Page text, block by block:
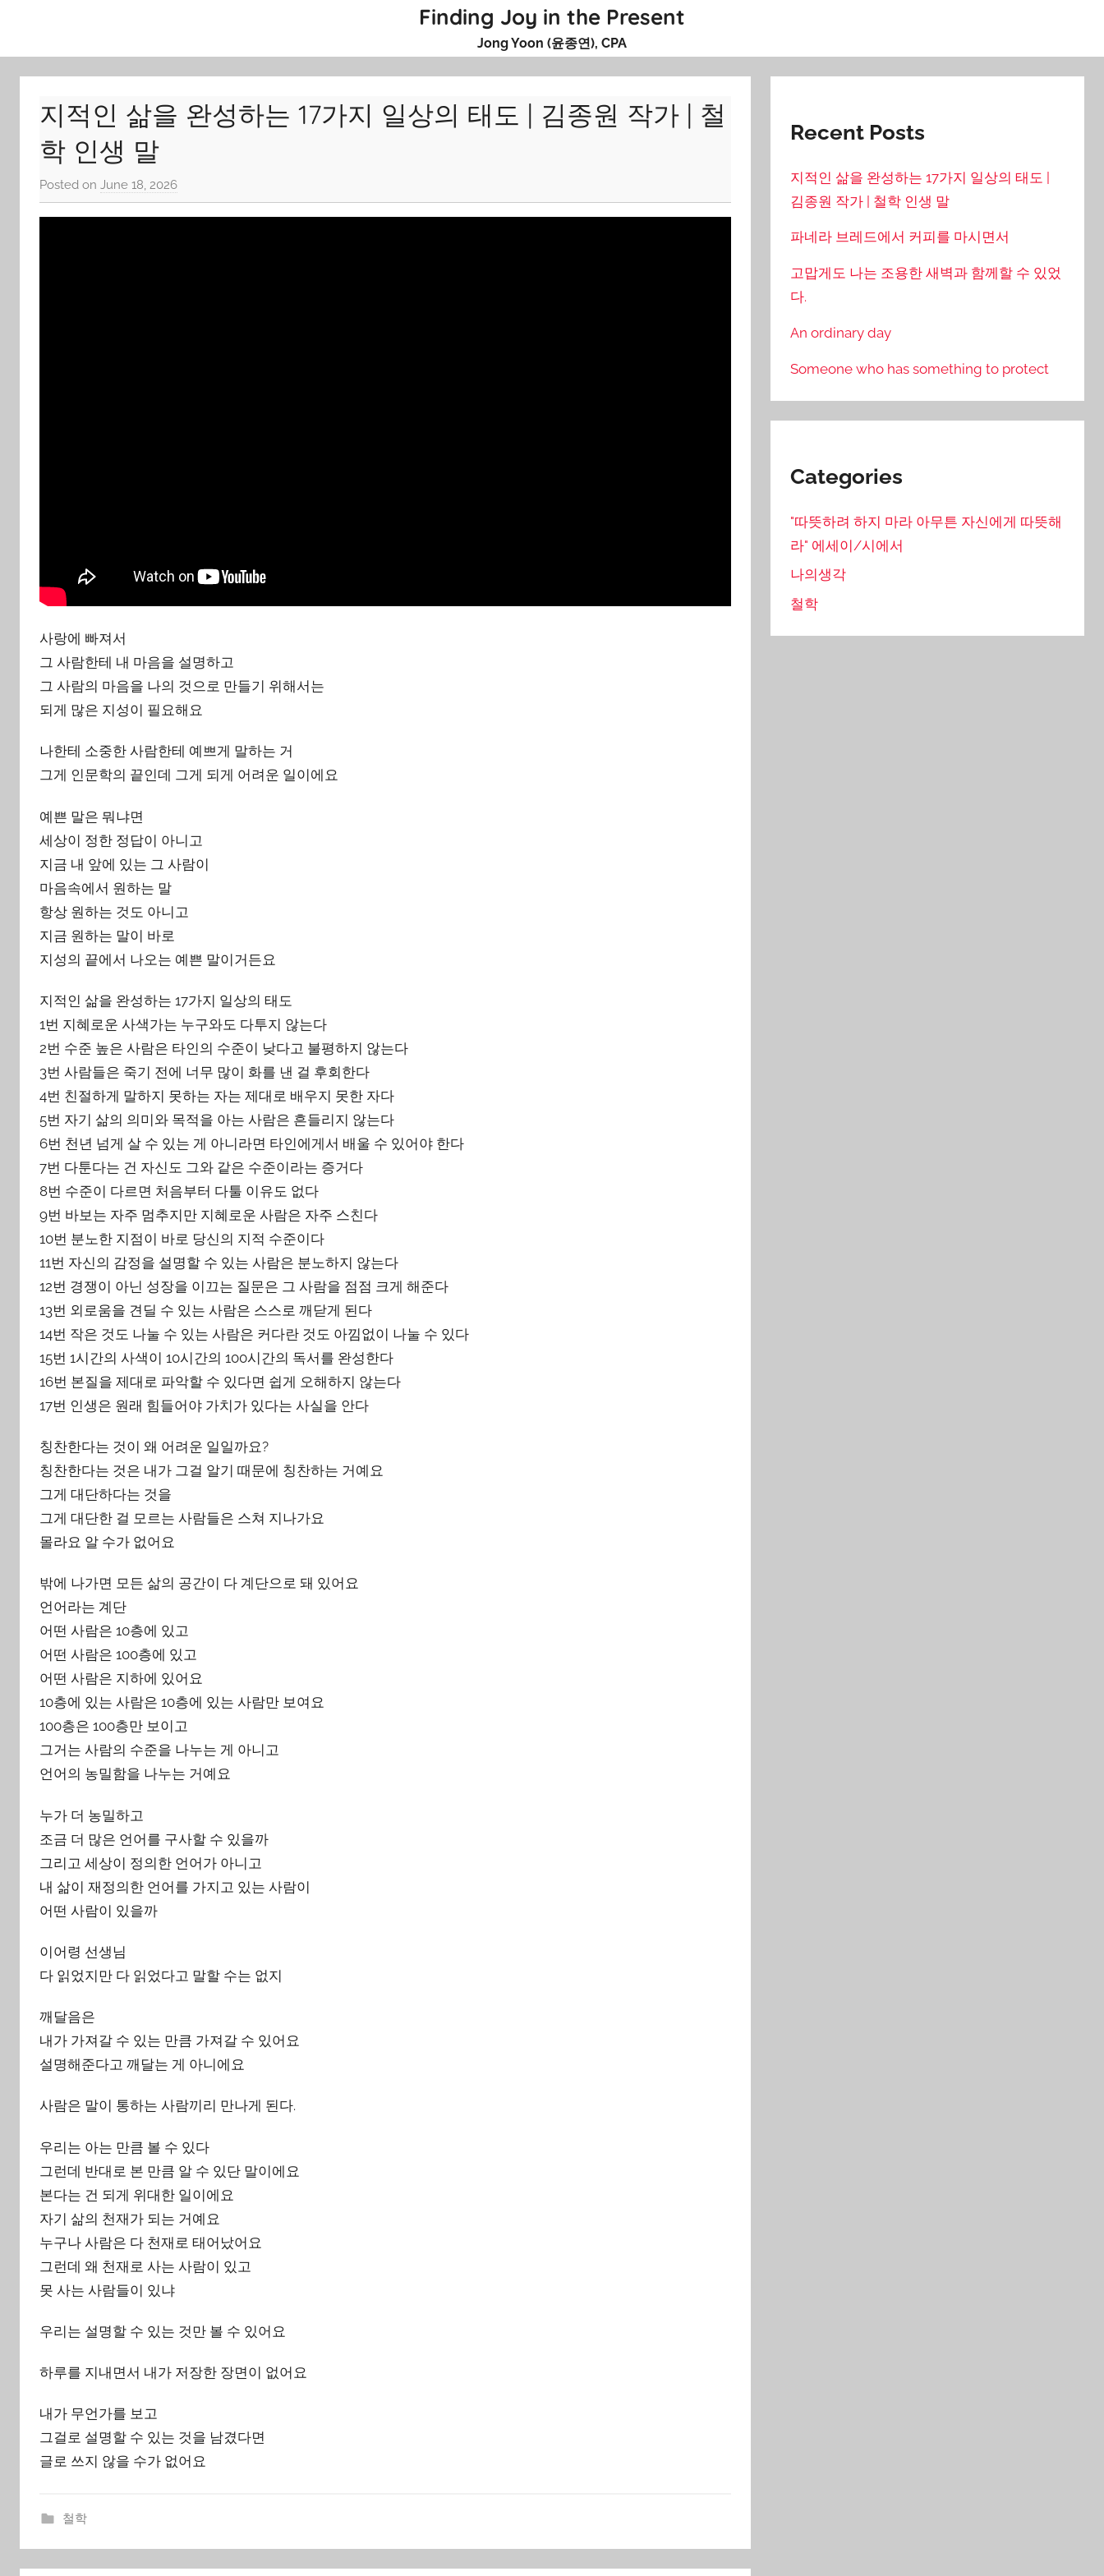
content
Finding Joy in the Present
Jong Yoon (윤종연), CPA
지적인 삶을 완성하는 17가지 일상의 태도 | 김종원 작가 | 철
학 인생 말
Posted on June 18, 2026
y
사랑에 빠져서
그 사람한테 내 마음을 설명하고
그 사람의 마음을 나의 것으로 만들기 위해서는
되게 많은 지성이 필요해요
나한테 소중한 사람한테 예쁘게 말하는 거
그게 인문학의 끝인데 그게 되게 어려운 일이에요
예쁜 말은 뭐냐면
세상이 정한 정답이 아니고
지금 내 앞에 있는 그 사람이
마음속에서 원하는 말
항상 원하는 것도 아니고
지금 원하는 말이 바로
지성의 끝에서 나오는 예쁜 말이거든요
지적인 삶을 완성하는 17가지 일상의 태도
1번 지혜로운 사색가는 누구와도 다투지 않는다
2번 수준 높은 사람은 타인의 수준이 낮다고 불평하지 않는다
3번 사람들은 죽기 전에 너무 많이 화를 낸 걸 후회한다
4번 친절하게 말하지 못하는 자는 제대로 배우지 못한 자다
5번 자기 삶의 의미와 목적을 아는 사람은 흔들리지 않는다
6번 천년 넘게 살 수 있는 게 아니라면 타인에게서 배울 수 있어야 한다
7번 다툰다는 건 자신도 그와 같은 수준이라는 증거다
8번 수준이 다르면 처음부터 다툴 이유도 없다
9번 바보는 자주 멈추지만 지혜로운 사람은 자주 스친다
10번 분노한 지점이 바로 당신의 지적 수준이다
11번 자신의 감정을 설명할 수 있는 사람은 분노하지 않는다
12번 경쟁이 아닌 성장을 이끄는 질문은 그 사람을 점점 크게 해준다
13번 외로움을 견딜 수 있는 사람은 스스로 깨닫게 된다
14번 작은 것도 나눌 수 있는 사람은 커다란 것도 아낌없이 나눌 수 있다
15번 1시간의 사색이 10시간의 100시간의 독서를 완성한다
16번 본질을 제대로 파악할 수 있다면 쉽게 오해하지 않는다
17번 인생은 원래 힘들어야 가치가 있다는 사실을 안다
칭찬한다는 것이 왜 어려운 일일까요?
칭찬한다는 것은 내가 그걸 알기 때문에 칭찬하는 거예요
그게 대단하다는 것을
그게 대단한 걸 모르는 사람들은 스쳐 지나가요
몰라요 알 수가 없어요
밖에 나가면 모든 삶의 공간이 다 계단으로 돼 있어요
언어라는 계단
어떤 사람은 10층에 있고
어떤 사람은 100층에 있고
어떤 사람은 지하에 있어요
10층에 있는 사람은 10층에 있는 사람만 보여요
100층은 100층만 보이고
그거는 사람의 수준을 나누는 게 아니고
언어의 농밀함을 나누는 거예요
누가 더 농밀하고
조금 더 많은 언어를 구사할 수 있을까
그리고 세상이 정의한 언어가 아니고
내 삶이 재정의한 언어를 가지고 있는 사람이
어떤 사람이 있을까
이어령 선생님
다 읽었지만 다 읽었다고 말할 수는 없지
깨달음은
내가 가져갈 수 있는 만큼 가져갈 수 있어요
설명해준다고 깨달는 게 아니에요
사람은 말이 통하는 사람끼리 만나게 된다.
우리는 아는 만큼 볼 수 있다
그런데 반대로 본 만큼 알 수 있단 말이에요
본다는 건 되게 위대한 일이에요
자기 삶의 천재가 되는 거예요
누구나 사람은 다 천재로 태어났어요
그런데 왜 천재로 사는 사람이 있고
못 사는 사람들이 있냐
우리는 설명할 수 있는 것만 볼 수 있어요
하루를 지내면서 내가 저장한 장면이 없어요
내가 무언가를 보고
그걸로 설명할 수 있는 것을 남겼다면
글로 쓰지 않을 수가 없어요
철학
Recent Posts
지적인 삶을 완성하는 17가지 일상의 태도 |
김종원 작가 | 철학 인생 말
파네라 브레드에서 커피를 마시면서
고맙게도 나는 조용한 새벽과 함께할 수 있었
다.
An ordinary day
Someone who has something to protect
Categories
"따뜻하려 하지 마라 아무튼 자신에게 따뜻해
라" 에세이/시에서
나의생각
철학